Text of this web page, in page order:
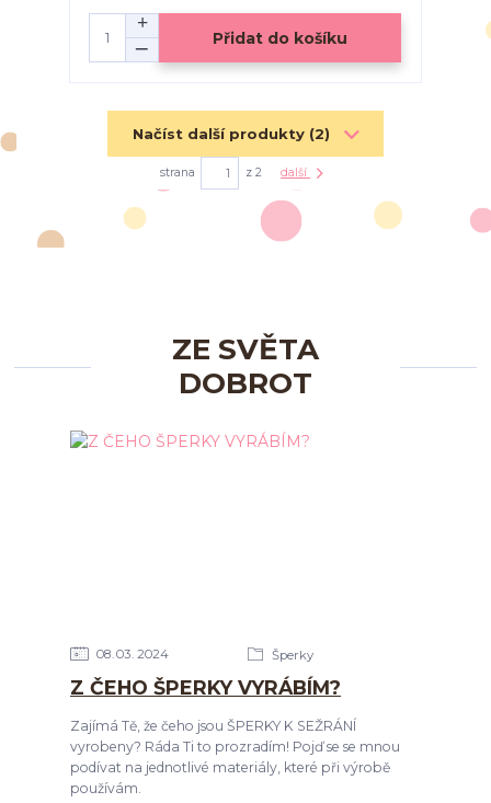
Přidat do košíku
Načíst další produkty (2)
strana z 2 další
ZE SVĚTA
DOBROT
08 03 2024 Šperky
Z ČEHO ŠPERKY VYRÁBÍM?
Zajímá Tě, že čeho jsou ŠPERKY K SEŽRÁNÍ
vyrobeny? Ráda Ti to prozradím! Pojď se se mnou
podívat na jednotlivé materiály, které při výrobě
používám.